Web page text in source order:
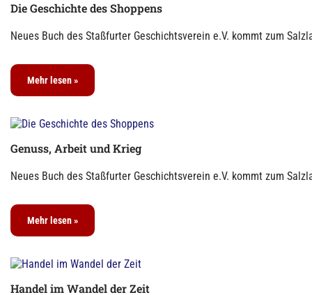
Die Geschichte des Shoppens
Neues Buch des Staßfurter Geschichtsverein e.V. kommt zum
Mehr lesen »
Genuss, Arbeit und Krieg
Neues Buch des Staßfurter Geschichtsverein e.V. kommt zum
Mehr lesen »
Handel im Wandel der Zeit